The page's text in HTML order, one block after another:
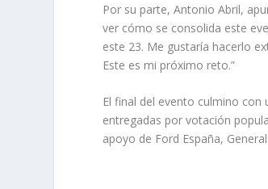
Por su parte, Antonio Abril,
ver cómo se consolida este
este 23. Me gustaría hacerlo
Este es mi próximo reto.”
El final del evento culmino con
entregadas por votación
apoyo de Ford España,